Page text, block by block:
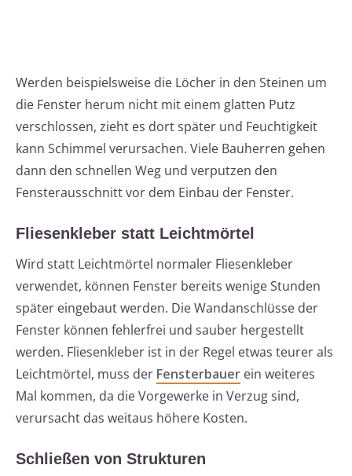
Werden beispielsweise die Löcher in den Steinen um
die Fenster herum nicht mit einem glatten Putz
verschlossen, zieht es dort später und Feuchtigkeit
kann Schimmel verursachen. Viele Bauherren gehen
dann den schnellen Weg und verputzen den
Fensterausschnitt vor dem Einbau der Fenster.
Fliesenkleber statt Leichtmörtel
Wird statt Leichtmörtel normaler Fliesenkleber
verwendet, können Fenster bereits wenige Stunden
später eingebaut werden. Die Wandanschlüsse der
Fenster können fehlerfrei und sauber hergestellt
werden. Fliesenkleber ist in der Regel etwas teurer als
Leichtmörtel, muss der Fensterbauer ein weiteres
Mal kommen, da die Vorgewerke in Verzug sind,
verursacht das weitaus höhere Kosten.
Schließen von Strukturen